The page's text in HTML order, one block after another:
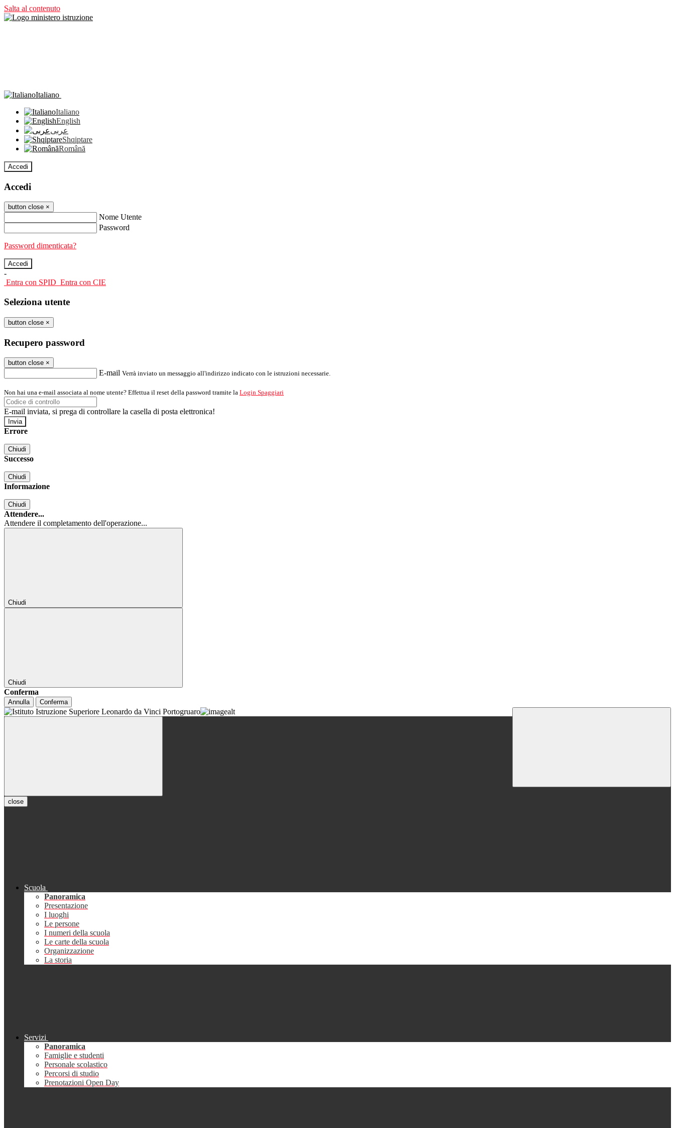
Salta al contenuto
Italiano
Italiano
English
عربى
Shqiptare
Română
Accedi
Accedi
button close ×
Nome Utente
Password
Password dimenticata?
-
Entra con SPID Entra con CIE
Seleziona utente
button close ×
Recupero password
button close ×
E-mail Verrà inviato un messaggio all'indirizzo indicato con le istruzioni necessarie.
Non hai una e-mail associata al nome utente? Effettua il reset della password tramite la Login Spaggiari
E-mail inviata, si prega di controllare la casella di posta elettronica!
Errore
Chiudi
Successo
Chiudi
Informazione
Chiudi
Attendere...
Attendere il completamento dell'operazione...
Chiudi
Chiudi
Conferma
Annulla Conferma
close
Scuola
Panoramica
Presentazione
I luoghi
Le persone
I numeri della scuola
Le carte della scuola
Organizzazione
La storia
Servizi
Panoramica
Famiglie e studenti
Personale scolastico
Percorsi di studio
Prenotazioni Open Day